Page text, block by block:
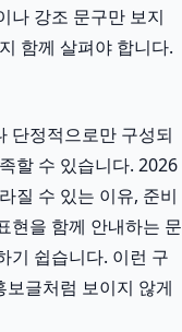
나 강조 문구만 보지
함께 살펴야 합니다.
단정적으로만 구성되
할 수 있습니다. 2026
질 수 있는 이유, 준비
현을 함께 안내하는 문
기 쉽습니다. 이런 구
글처럼 보이지 않게